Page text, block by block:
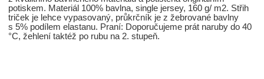
potiskem. Materiál 100% bavlna, single jersey, 160 g/ m2. Střih
triček je lehce vypasovaný, průkrčník je z žebrované bavlny
s 5% podílem elastanu. Praní: Doporučujeme prát naruby do 40
°C, žehlení taktéž po rubu na 2. stupeň.